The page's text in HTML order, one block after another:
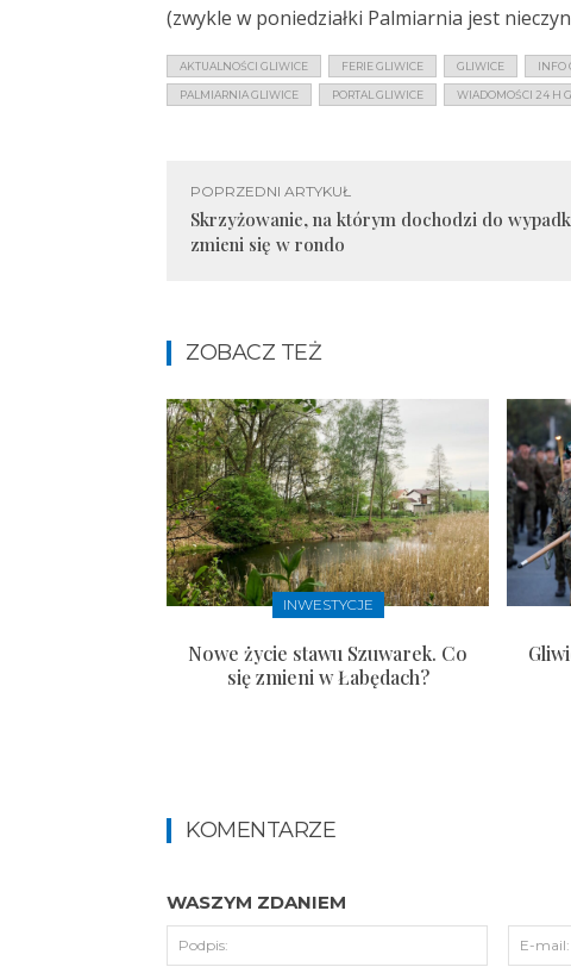
(zwykle w poniedziałki Palmiarnia jest
AKTUALNOŚCI GLIWICE FERIE GLIWICE GLIWICE INFO
PALMIARNIA GLIWICE PORTAL GLIWICE WIADOMOŚCI 24 H
POPRZEDNI ARTYKUŁ
Skrzyżowanie, na którym dochodzi do
zmieni się w rondo
ZOBACZ TEŻ
INWESTYCJE
Nowe życie stawu Szuwarek. Co
się zmieni w Łabędach?
KOMENTARZE
WASZYM ZDANIEM
Podpis: